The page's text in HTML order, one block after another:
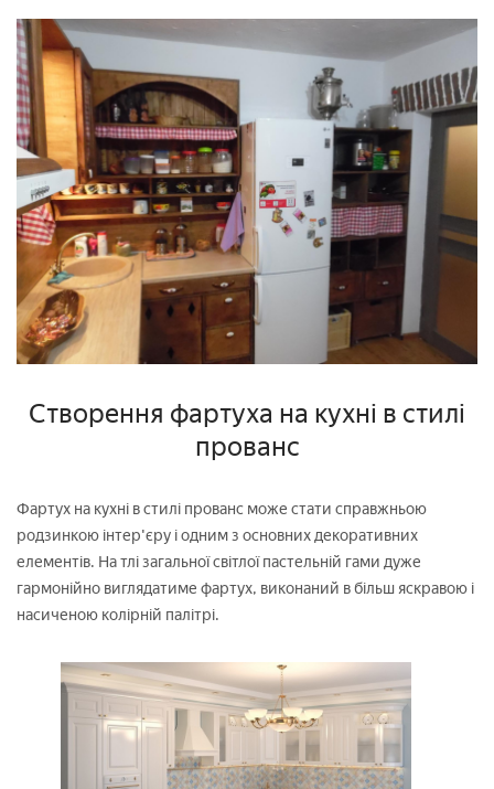
Створення фартуха на кухні в стилі
прованс
Фартух на кухні в стилі прованс може стати справжньою
родзинкою інтер'єру і одним з основних декоративних
елементів. На тлі загальної світлої пастельній гами дуже
гармонійно виглядатиме фартух, виконаний в більш яскравою і
насиченою колірній палітрі.